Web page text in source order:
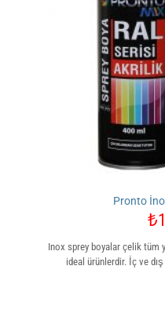
Pronto
₺
Inox sprey boyalar çelik tüm
ideal ürünlerdir. İç ve